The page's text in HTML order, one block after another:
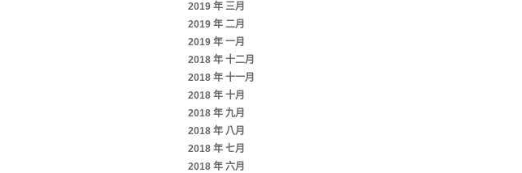
2019 年 三月
2019 年 二月
2019 年 一月
2018 年 十二月
2018 年 十一月
2018 年 十月
2018 年 九月
2018 年 八月
2018 年 七月
2018 年 六月